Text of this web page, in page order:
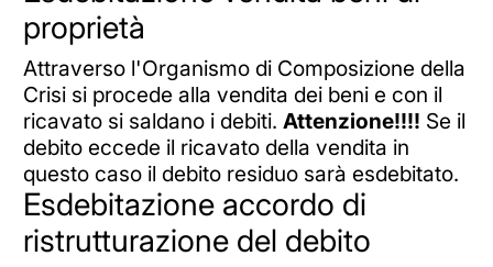
proprietà
Attraverso l'Organismo di Composizione della
Crisi si procede alla vendita dei beni e con il
ricavato si saldano i debiti. Attenzione!!!! Se il
debito eccede il ricavato della vendita in
questo caso il debito residuo sarà esdebitato.
Esdebitazione accordo di
ristrutturazione del debito